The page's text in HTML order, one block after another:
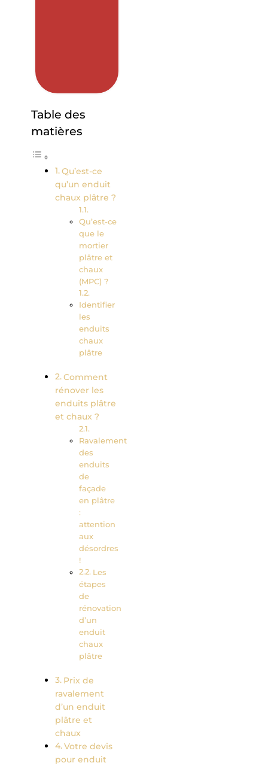
Table des
matières
Qu’est-ce
qu’un enduit
chaux plâtre ?
Qu’est-ce
que le
mortier
plâtre et
chaux
(MPC) ?
Identifier
les
enduits
chaux
plâtre
Comment
rénover les
enduits plâtre
et chaux ?
Ravalement
des
enduits
de
façade
en plâtre
:
attention
aux
désordres
!
Les
étapes
de
rénovation
d’un
enduit
chaux
plâtre
Prix de
ravalement
d’un enduit
plâtre et
chaux
Votre devis
pour enduit